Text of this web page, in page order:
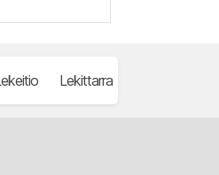
Lekittarra